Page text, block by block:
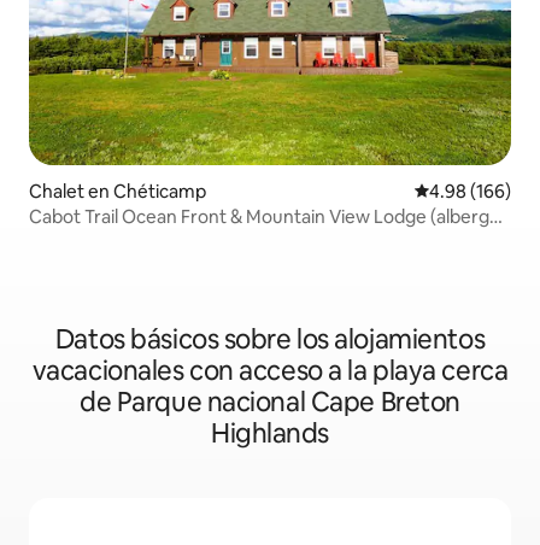
Chalet en Chéticamp Calificación
4.98 (166)
Cabot Trail Ocean Front & Mountain View Lodge (albergue
Datos básicos sobre los alojamientos
vacacionales con acceso a la playa cerca
de Parque nacional Cape Breton
Highlands